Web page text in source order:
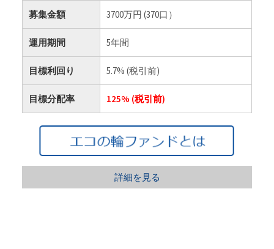
募集金額 3700万円 (370口）
運用期間 5年間
目標利回り 5.7% (税引前)
目標分配率 125% (税引前)
詳細を見る